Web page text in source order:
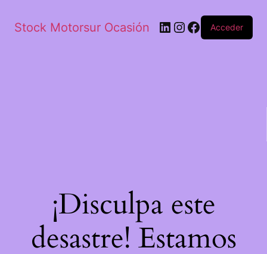
Stock Motorsur Ocasión Acceder
¡Disculpa este
desastre! Estamos